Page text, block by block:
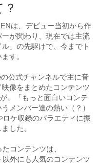
は、デビュー当初から作
が関わり、現在では主流
」の先駆けで、今までト
す。
公式チャンネルで主に音
像をまとめたコンテンツ
、「もっと面白いコンテ
メンバー達の熱い（？）
ケ収録のバラエティに振
した。
コンテンツは、
外にも人気のコンテンツ